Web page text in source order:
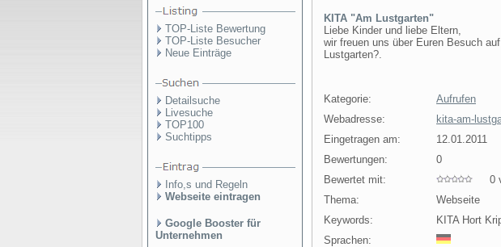
TOP-Liste Bewertung
TOP-Liste Besucher
Neue Einträge
Detailsuche
Livesuche
TOP100
Suchtipps
Info,s und Regeln
Webseite eintragen
Google Booster für
Unternehmen
KITA "Am Lustgarten"
Liebe Kinder und liebe Eltern,
wir freuen uns über Euren Besuch
Lustgarten?.
Kategorie:
Aufrufen
Webadresse:
kita-am-
Eingetragen am:
12.01.2011
Bewertungen:
0
Bewertet mit:
0
Thema:
Webseite
Keywords:
KITA Hort
Sprachen: